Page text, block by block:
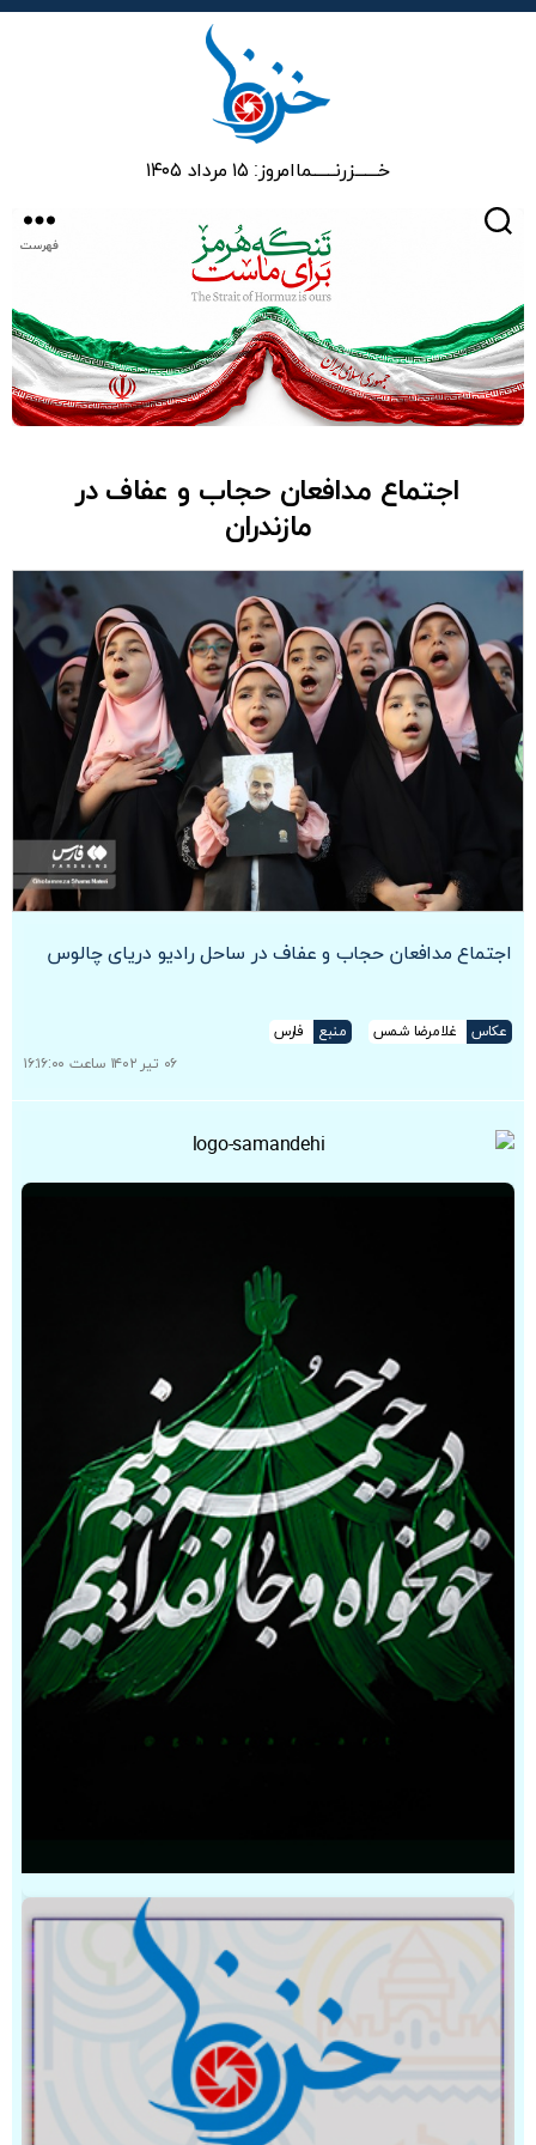
خـــــــزرنـــــــماامروز: ۱۵ مرداد ۱۴۰۵
فهرست
اجتماع مدافعان حجاب و عفاف در
مازندران
اجتماع مدافعان حجاب و عفاف در ساحل رادیو دریای چالوس
عکاس غلامرضا شمس منبع
فارس
۰۶ تیر ۱۴۰۲ ساعت ۱۶:۱۶:۰۰